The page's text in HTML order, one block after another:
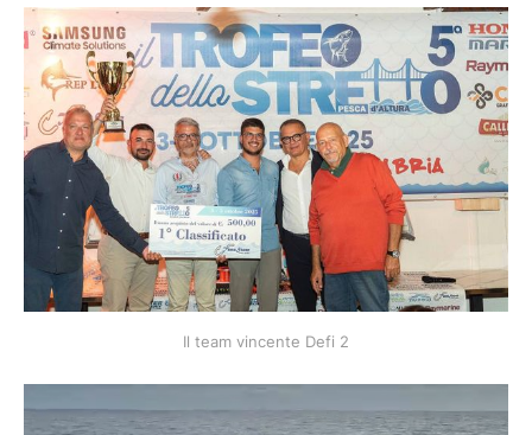
Il team vincente Defi 2